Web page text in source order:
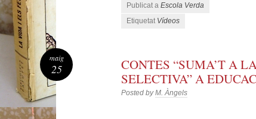
Publicat aEscola Verda
Etiquetat Vídeos
CONTES “SUMA’T A
SELECTIVA” A
Posted byM. Àngels
maig
25